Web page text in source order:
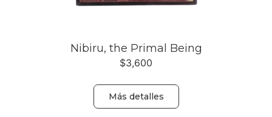
Nibiru, the Primal Being
$3,600
Más detalles